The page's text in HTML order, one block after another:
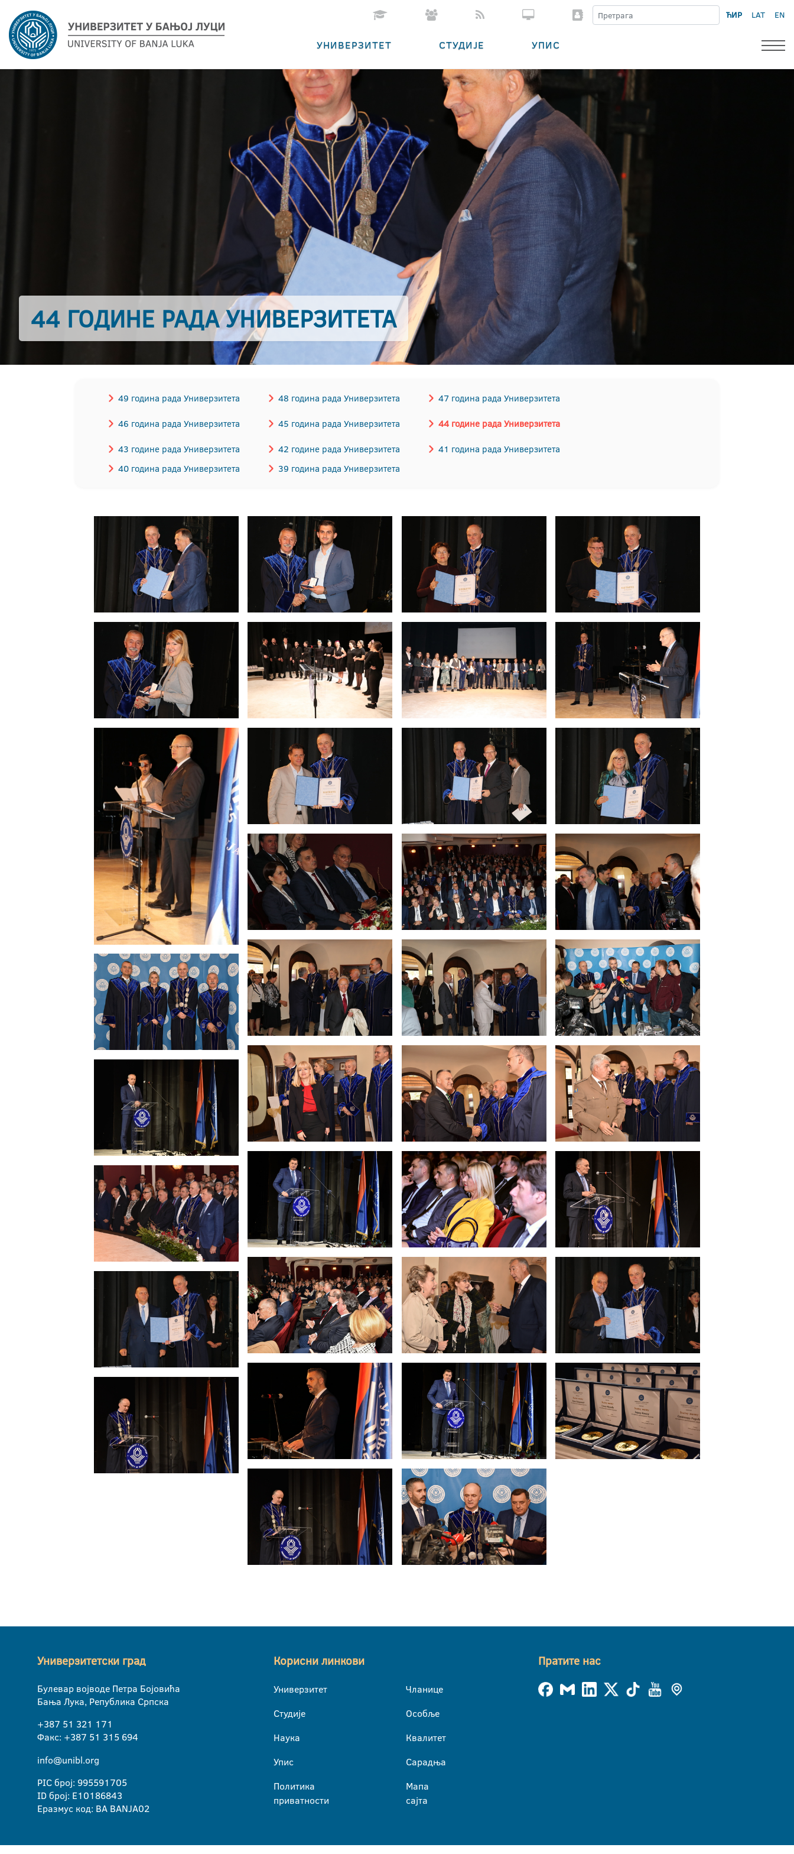
ЋИР LAT EN
УНИВЕРЗИТЕТ СТУДИЈЕ УПИС
44 ГОДИНЕ РАДА УНИВЕРЗИТЕТА
49 година рада Универзитета 48 година рада Универзитета 47 година рада Универзитета
46 година рада Универзитета 45 година рада Универзитета 44 године рада Универзитета
43 године рада Универзитета 42 године рада Универзитета
41 година рада Универзитета
40 година рада Универзитета
39 година рада Универзитета
Универзитетски град
Булевар војводе Петра Бојовића
Бања Лука, Република Српска
+387 51 321 171
Факс: +387 51 315 694
info@unibl.org
PIC број: 995591705
ID број: E10186843
Еразмус код: BA BANJA02
Корисни линкови
Универзитет
Студије
Наука
Упис
Политика
приватности
Чланице
Особље
Квалитет
Сарадња
Мапа
сајта
Пратите нас